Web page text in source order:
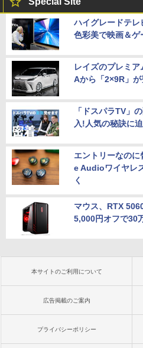
ハイグレードテ
色彩美で映画＆ゲ
レイズのプレミ
Aから「2×9R」が
「ドスパラTV」
入!人気の秘訣に
エントリーなの
e Audioワイヤレ
く
マウス、RTX
5,000円オフで30
本サイトのご利用について
広告掲載のご案内
プライバシーポリシー